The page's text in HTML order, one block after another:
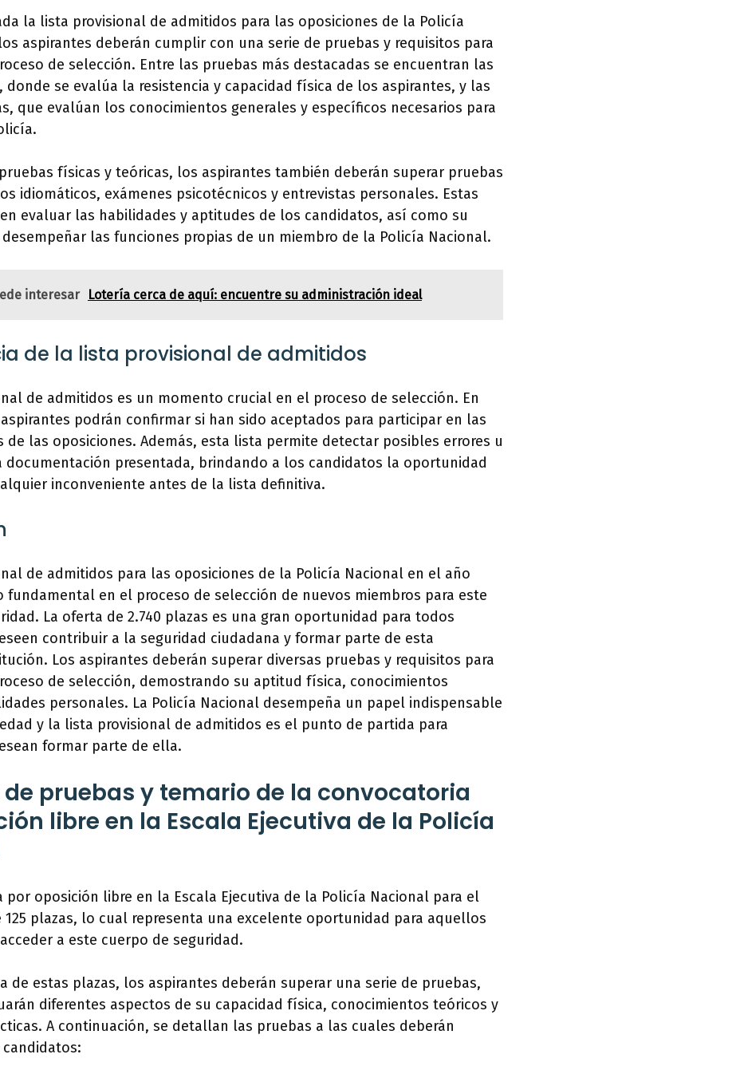
la lista provisional de admitidos para las oposiciones de la Policía
aspirantes deberán cumplir con una serie de pruebas y requisitos para
de selección. Entre las pruebas más destacadas se encuentran las
donde se evalúa la resistencia y capacidad física de los aspirantes, y las
que evalúan los conocimientos generales y específicos necesarios para
físicas y teóricas, los aspirantes también deberán superar pruebas
idiomáticos, exámenes psicotécnicos y entrevistas personales. Estas
evaluar las habilidades y aptitudes de los candidatos, así como su
las funciones propias de un miembro de la Policía Nacional.
interesar Lotería cerca de aquí: encuentre su administración ideal
de la lista provisional de admitidos
de admitidos es un momento crucial en el proceso de selección. En
podrán confirmar si han sido aceptados para participar en las
de las oposiciones. Además, esta lista permite detectar posibles errores u
documentación presentada, brindando a los candidatos la oportunidad
inconveniente antes de la lista definitiva.
de admitidos para las oposiciones de la Policía Nacional en el año
fundamental en el proceso de selección de nuevos miembros para este
La oferta de 2.740 plazas es una gran oportunidad para todos
contribuir a la seguridad ciudadana y formar parte de esta
Los aspirantes deberán superar diversas pruebas y requisitos para
de selección, demostrando su aptitud física, conocimientos
personales. La Policía Nacional desempeña un papel indispensable
y la lista provisional de admitidos es el punto de partida para
formar parte de ella.
de pruebas y temario de la convocatoria
libre en la Escala Ejecutiva de la Policía
por oposición libre en la Escala Ejecutiva de la Policía Nacional para el
125 plazas, lo cual representa una excelente oportunidad para aquellos
a este cuerpo de seguridad.
de estas plazas, los aspirantes deberán superar una serie de pruebas,
diferentes aspectos de su capacidad física, conocimientos teóricos y
A continuación, se detallan las pruebas a las cuales deberán